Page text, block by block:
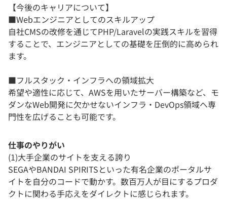
【今後のキャリアについて】
■Webエンジニアとしてのスキルアップ
自社CMSの改修を通じてPHP/Laravelの実践スキルを習得
することで、エンジニアとしての基礎を圧倒的に高められ
ます。
■フルスタック・インフラへの領域拡大
希望や適性に応じて、AWSを用いたサーバー構築など、モ
ダンなWeb開発に欠かせないインフラ・DevOps領域へ専
門性を広げることも可能です。
仕事のやりがい
(1)大手企業のサイトを支える誇り
SEGAやBANDAI SPIRITSといった有名企業のポータルサ
イトを自分のコードで動かす。数百万人が目にするプロダ
クトに関わる手応えをダイレクトに感じられます。